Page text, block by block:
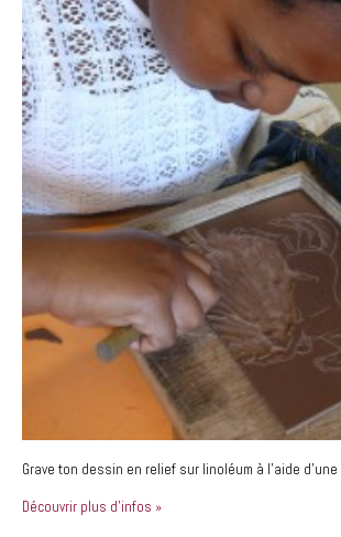
Grave ton dessin en relief sur linoléum à l’aide
Découvrir plus d'infos »